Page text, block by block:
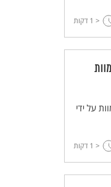
< 1 דקות
על ידי
< 1 דקות